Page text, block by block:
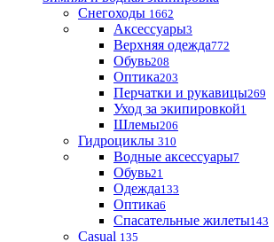
Снегоходы 1662
Аксессуары3
Верхняя одежда772
Обувь208
Оптика203
Перчатки и рукавицы269
Уход за экипировкой1
Шлемы206
Гидроциклы 310
Водные аксессуары7
Обувь21
Одежда133
Оптика6
Спасательные жилеты143
Casual 135